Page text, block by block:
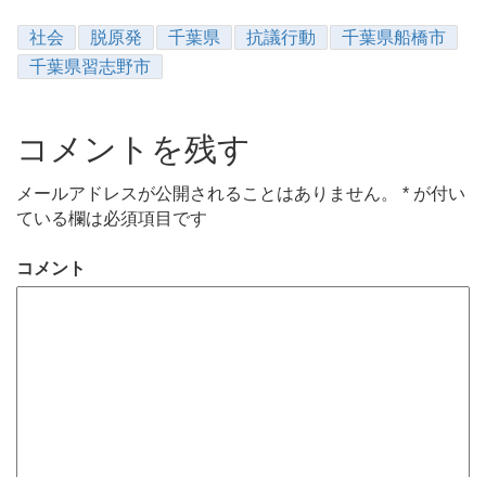
社会 脱原発 千葉県 抗議行動
千葉県船橋市
千葉県習志野市
コメントを残す
メールアドレスが公開されることはありません。 * が付い
ている欄は必須項目です
コメント